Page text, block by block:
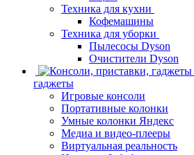
Техника для кухни
Кофемашины
Техника для уборки
Пылесосы Dyson
Очистители Dyson
гаджеты
Игровые консоли
Портативные колонки
Умные колонки Яндекс
Медиа и видео-плееры
Виртуальная реальность